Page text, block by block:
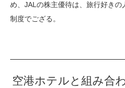
め、JALの株主優待は、旅行好き
制度でござる。
空港ホテルと組み合